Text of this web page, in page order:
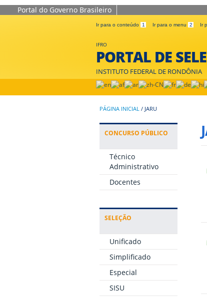
Portal do Governo Brasileiro
Ir para o conteúdo 1 Ir para o menu 2 Ir
IFRO
PORTAL DE
INSTITUTO FEDERAL DE RONDÔNIA
PÁGINA INICIAL / JARU
CONCURSO PÚBLICO
Técnico
Administrativo
Docentes
SELEÇÃO
Unificado
Simplificado
Especial
SISU